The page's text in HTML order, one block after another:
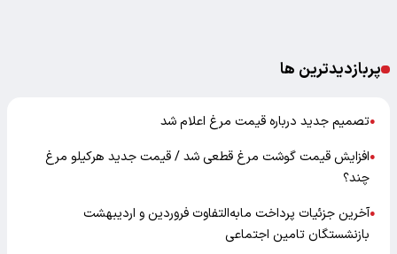
پربازدیدترین ها
●تصمیم جدید درباره قیمت مرغ اعلام شد
●افزایش قیمت گوشت مرغ قطعی شد / قیمت جدید هرکیلو مرغ
چند؟
●آخرین جزئیات پرداخت مابه‌التفاوت فروردین و اردیبهشت
بازنشستگان تامین اجتماعی